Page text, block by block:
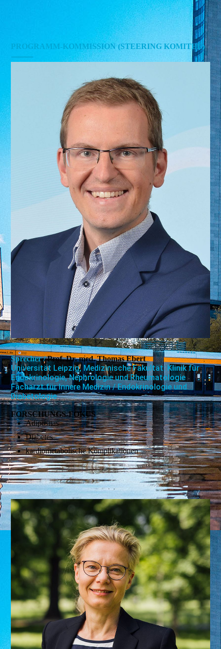
PROGRAMM-KOMMISSION (STEERING KOMITEE)
⸻
Sprecher /Prof. Dr. med. Thomas Ebert
Universität Leipzig, Medizinische Fakultät: Klinik für
Endokrinologie, Nephrologie und Rheumatologie
Facharzt für Innere Medizin / Endokrinologie und
Diabetologie
FORSCHUNGS-FOKUS
Adipositas
Diabetes
kardiometabolische Komplikationen